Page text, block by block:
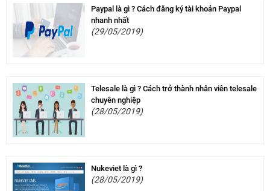
Paypal là gì ? Cách đăng ký tài khoản Paypal
nhanh nhất
(29/05/2019)
Telesale là gì ? Cách trở thành nhân viên telesale
chuyên nghiệp
(28/05/2019)
Nukeviet là gì ?
(28/05/2019)